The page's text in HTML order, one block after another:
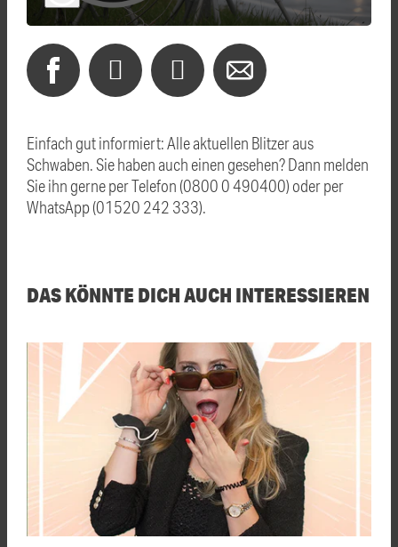
Einfach gut informiert: Alle aktuellen Blitzer aus
Schwaben. Sie haben auch einen gesehen? Dann melden
Sie ihn gerne per Telefon (0800 0 490400) oder per
WhatsApp (01520 242 333).
DAS KÖNNTE DICH AUCH INTERESSIEREN